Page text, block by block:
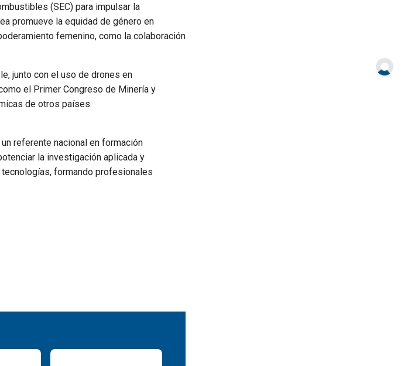
(SEC) para impulsar la
promueve la equidad de género en
femenino, como la colaboración
junto con el uso de drones en
el Primer Congreso de Minería y
de otros países.
referente nacional en formación
la investigación aplicada y
formando profesionales